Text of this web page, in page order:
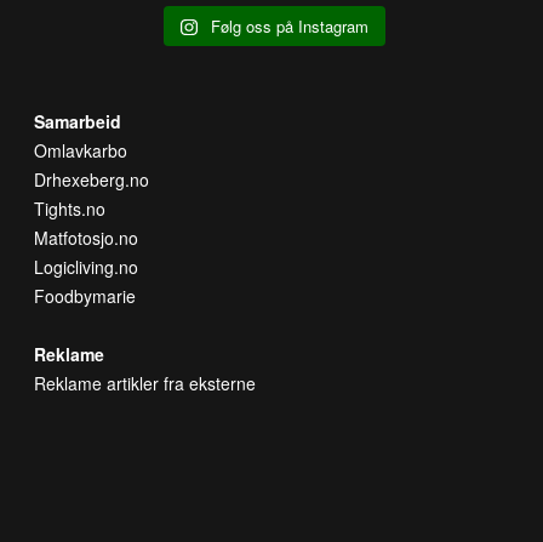
Følg oss på Instagram
Samarbeid
Omlavkarbo
Drhexeberg.no
Tights.no
Matfotosjo.no
Logicliving.no
Foodbymarie
Reklame
Reklame artikler fra eksterne